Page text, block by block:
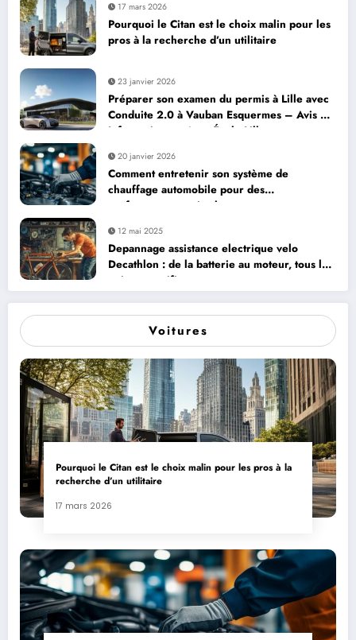
17 mars 2026
Pourquoi le Citan est le choix malin pour les
pros à la recherche d’un utilitaire
23 janvier 2026
Préparer son examen du permis à Lille avec
Conduite 2.0 à Vauban Esquermes – Avis et
Informations – Auto École Lille
20 janvier 2026
Comment entretenir son système de
chauffage automobile pour des
performances optimales
12 mai 2025
Depannage assistance electrique velo
Decathlon : de la batterie au moteur, tous les
points a verifier
Voitures
Pourquoi le Citan est le choix malin pour les pros à la
recherche d’un utilitaire
17 mars 2026